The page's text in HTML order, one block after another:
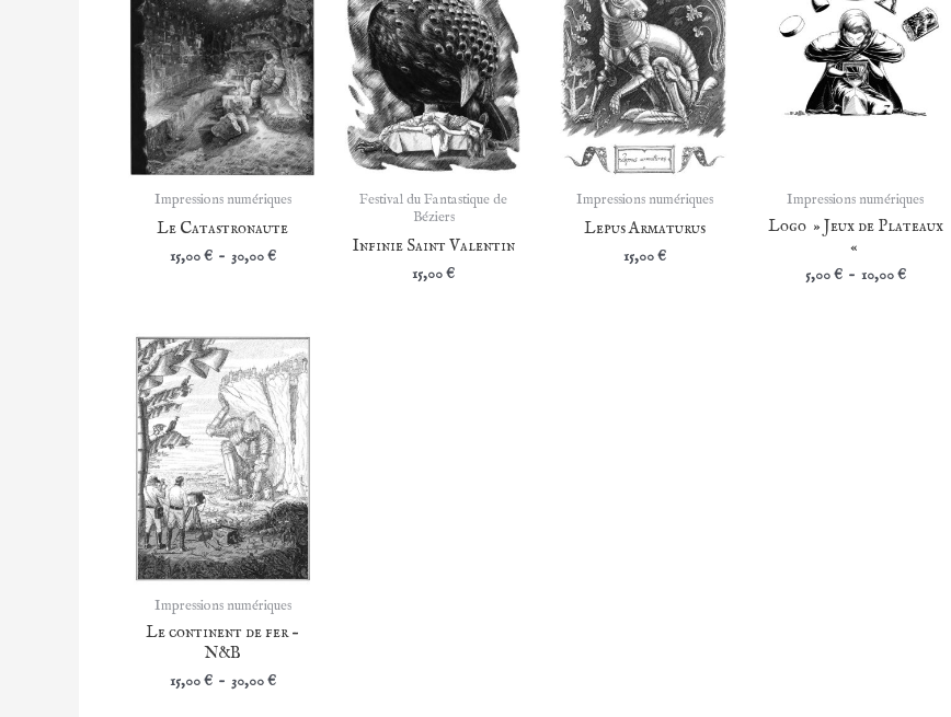
Impressions numériques
Le Catastronaute
15,00€ – 30,00€Plage
30,00 €
Festival du Fantastique de
Béziers
Infinie Saint Valentin
15,00€
Impressions numériques
Lepus Armaturus
15,00€
Impressions numériques
Logo » Jeux de Plateaux
«
5,00€ – 10,00€Plage
Impressions numériques
Le continent de fer –
N&B
15,00€ – 30,00€Plage